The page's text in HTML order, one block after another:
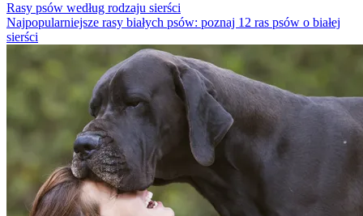
Rasy psów według rodzaju sierści
Najpopularniejsze rasy białych psów: poznaj 12 ras psów o białej
sierści